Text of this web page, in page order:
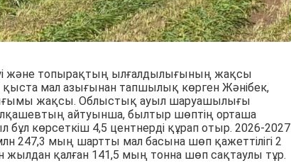
және топырақтың ылғалдылығының жақсы
мал азығынан тапшылық көрген Жәнібек,
жақсы. Облыстық ауыл шаруашылығы
айтуынша, былтыр шөптің орташа
бұл көрсеткіш 4,5 центнерді құрап отыр. 2026-2027
247,3 мың шартты мал басына шөп қажеттілігі 2
қалған 141,5 мың тонна шөп сақтаулы тұр.